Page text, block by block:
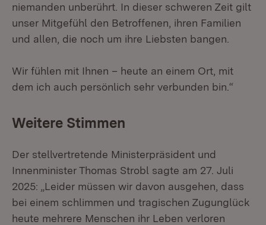
niemanden unberührt. In dieser schweren Zeit gilt
unser Mitgefühl den Betroffenen, ihren Familien
und allen, die noch um ihre Liebsten bangen.
Wir fühlen mit Ihnen – heute an einem Ort, mit
dem ich auch persönlich sehr verbunden bin.“
Weitere Stimmen
Der stellvertretende Ministerpräsident und
Innenminister Thomas Strobl sagte am 27. Juli
2025: „Leider müssen wir davon ausgehen, dass
bei einem schlimmen und tragischen Zugunglück
heute mehrere Menschen ihr Leben verloren